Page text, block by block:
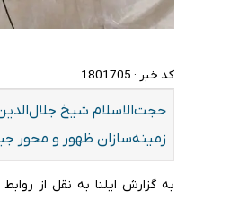
کد خبر : 1801705
حجت‌الاسلام شیخ جلال‌الدین
زمینه‌سازان ظهور و محور
به گزارش ایلنا به نقل از